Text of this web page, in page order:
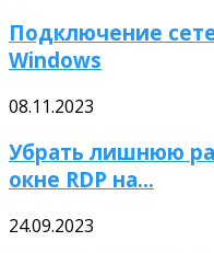
Подключение
Windows
08.11.2023
Убрать лишнюю
окне RDP на...
24.09.2023